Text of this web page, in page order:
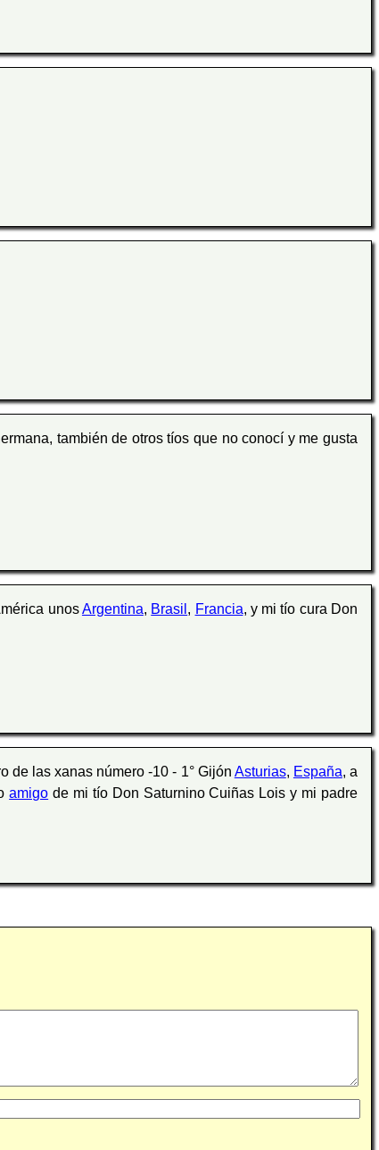
también de otros tíos que no conocí y me gusta
unosArgentina, Brasil , Francia, y mi tío cura Don
de las xanas número -10 - 1° Gijón Asturias, España, a
amigo de mi tío Don Saturnino Cuiñas Lois y mi padre